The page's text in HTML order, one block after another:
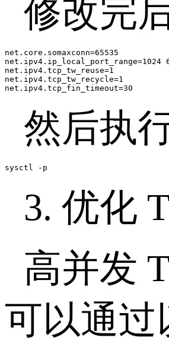
修改完
net.core.somaxconn=65535
net.ipv4.ip_local_port_range=1024
net.ipv4.tcp_tw_reuse=1
net.ipv4.tcp_tw_recycle=1
net.ipv4.tcp_fin_timeout=30
然后执
sysctl -p
3. 优化
高并发
可以通过